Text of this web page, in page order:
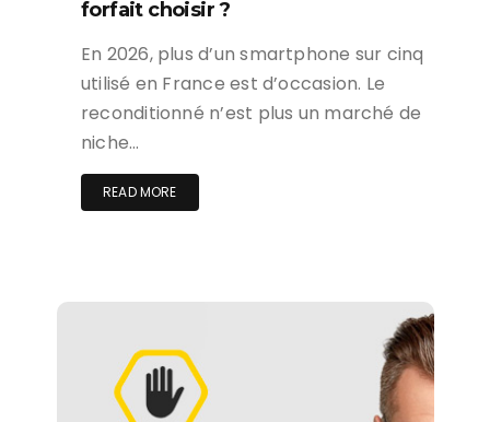
forfait choisir ?
En 2026, plus d’un smartphone sur cinq
utilisé en France est d’occasion. Le
reconditionné n’est plus un marché de
niche…
READ MORE